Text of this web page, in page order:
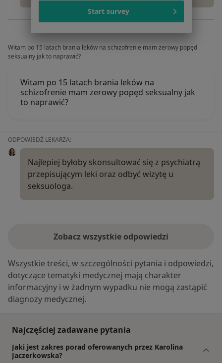
Witam po 15 latach brania leków na schizofrenie mam zerowy popęd
seksualny jak to naprawić?
Witam po 15 latach brania leków na
schizofrenie mam zerowy popęd seksualny jak
to naprawić?
ODPOWIEDŹ LEKARZA:
Najlepiej byłoby skonsultować się z psychiatrą
przepisującym leki oraz odbyć wizytę u
seksuologa.
Zobacz wszystkie odpowiedzi
Wszystkie treści, w szczególności pytania i odpowiedzi,
dotyczące tematyki medycznej mają charakter
informacyjny i w żadnym wypadku nie mogą zastąpić
diagnozy medycznej.
Najczęściej zadawane pytania
Jaki jest zakres porad oferowanych przez Karolina
Jaczerkowska?
Start survey